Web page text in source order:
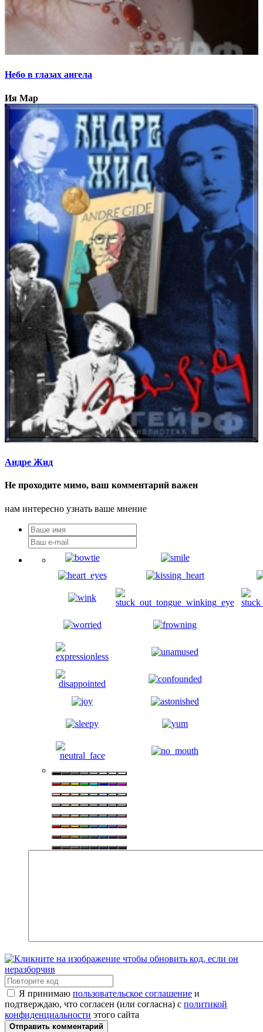
Небо в глазах ангела
Ия Мар
Андре Жид
Не проходите мимо, ваш комментарий важен
нам интересно узнать ваше мнение
Я принимаю пользовательское соглашение и
подтверждаю, что согласен (или согласна) с политикой
конфиденциальности этого сайта
Отправить комментарий